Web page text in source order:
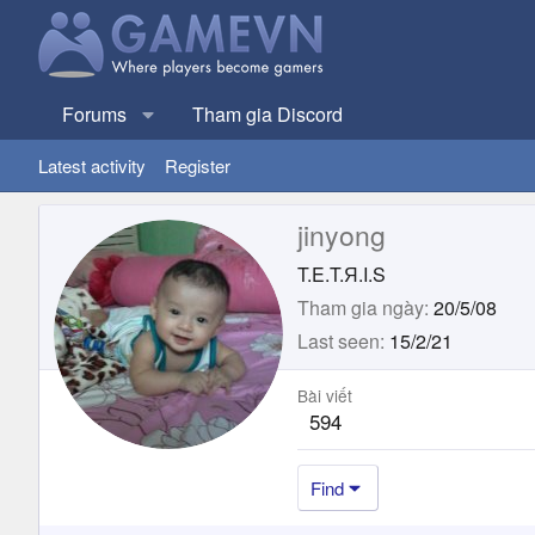
Forums Tham gia Discord
Latest activity Register
jinyong
T.E.T.Я.I.S
Tham gia ngày 20/5/08
Last seen 15/2/21
Bài viết
594
Find